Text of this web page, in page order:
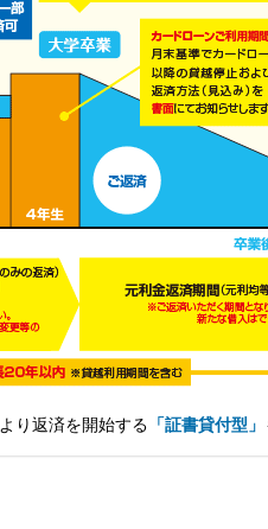
り返済を開始する 「証書貸付型」